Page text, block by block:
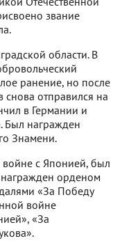
звание
области. В
ранение, но после
отправился на
в Германии и
Был награжден
Знамени.
войне с Японией, был
орденом
«За Победу
войне
«За